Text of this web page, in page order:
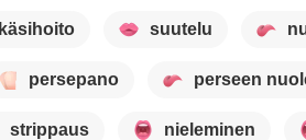
käsihoito suutelu
persepano perseen
strippaus nieleminen